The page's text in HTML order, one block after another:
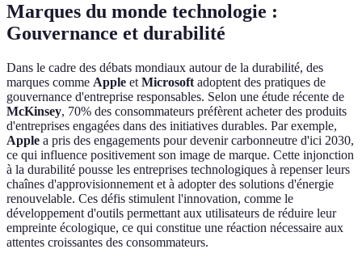
Marques du monde technologie :
Gouvernance et durabilité
Dans le cadre des débats mondiaux autour de la durabilité, des
marques comme Apple et Microsoft adoptent des pratiques de
gouvernance d'entreprise responsables. Selon une étude récente de
McKinsey, 70% des consommateurs préfèrent acheter des produits
d'entreprises engagées dans des initiatives durables. Par exemple,
Apple a pris des engagements pour devenir carbonneutre d'ici 2030,
ce qui influence positivement son image de marque. Cette injonction
à la durabilité pousse les entreprises technologiques à repenser leurs
chaînes d'approvisionnement et à adopter des solutions d'énergie
renouvelable. Ces défis stimulent l'innovation, comme le
développement d'outils permettant aux utilisateurs de réduire leur
empreinte écologique, ce qui constitue une réaction nécessaire aux
attentes croissantes des consommateurs.